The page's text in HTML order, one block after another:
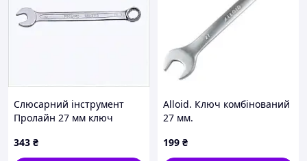
Слюсарний інструмент
Пролайн 27 мм ключ
343 ₴
Alloid. Ключ комбінований
27 мм.
199 ₴